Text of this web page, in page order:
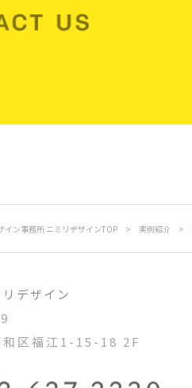
イン事務所 ニミリデザインTOP > 実例紹介 >
デザイン
和区福江1-15-18 2F